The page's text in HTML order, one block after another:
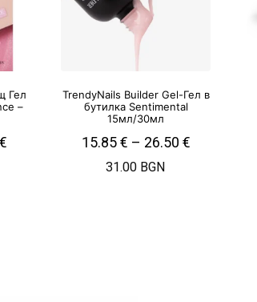
Гел
–
€
TrendyNails Builder Gel-Гел в
бутилка Sentimental
15мл/30мл
15.85€ – 26.50 €
31.00 BGN